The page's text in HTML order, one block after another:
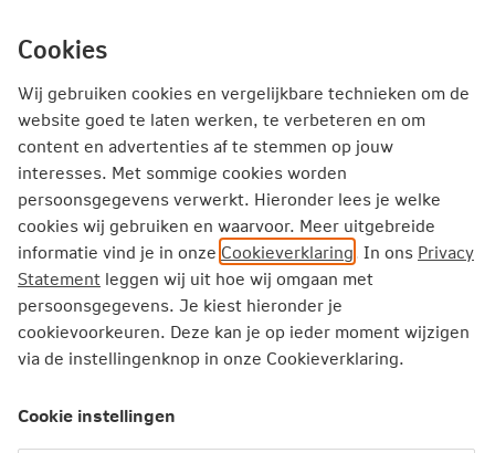
direct
naar
Producten Service en Contact Inspiratie
Particulier Zorgverzekering
Vergoedingen
Verloskundige hulp door specialist
Verloskundige hulp door specialist
Verloskundige hulp is de zorg die jij en je baby krijgen
vóór, tijdens en na de bevalling. Je krijgt de zorg van een
verloskundige, specialist of huisarts.
Cookies
Wij gebruiken cookies en vergelijkbare technieken om de
website goed te laten werken, te verbeteren en om
content en advertenties af te stemmen op jouw
interesses. Met sommige cookies worden
persoonsgegevens verwerkt. Hieronder lees je welke
cookies wij gebruiken en waarvoor. Meer uitgebreide
informatie vind je in onze Cookieverklaring. In ons Privacy
Statement leggen wij uit hoe wij omgaan met
persoonsgegevens. Je kiest hieronder je
cookievoorkeuren. Deze kan je op ieder moment wijzigen
via de instellingenknop in onze Cookieverklaring.
Cookie instellingen